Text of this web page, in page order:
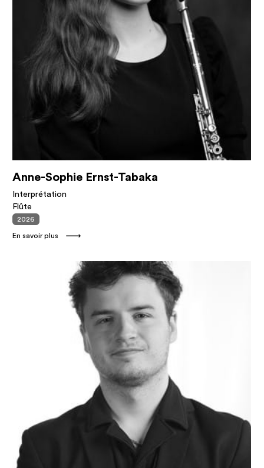
Anne-Sophie Ernst-Tabaka
Interprétation
Flûte
2026
En savoir plus